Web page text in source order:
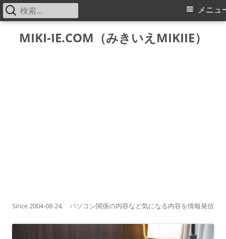
MIKI-IE.COM（みきいえMIKIIE）
Since 2004-08-24, パソコン関係の内容など気になる内容を情報発信
メ
メニュ
検
索: